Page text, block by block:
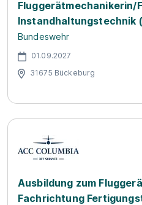
Fluggerätmechanikerin/
Instandhaltungstechnik
Bundeswehr
01.09.2027
31675 Bückeburg
Ausbildung zum
Fachrichtung